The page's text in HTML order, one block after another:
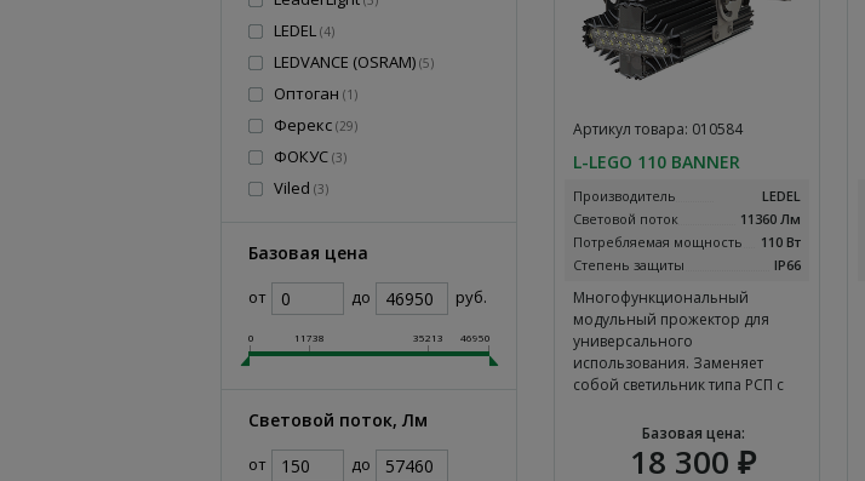
LEDEL (4)
LEDVANCE (OSRAM) (5)
Оптоган (1 )
Ферекс (29)
ФОКУС (3)
Viled (3)
Базовая цена
от до руб.
0 11738 35213 46950
Световой поток, Лм
от до
Артикул товара: 010584
L-LEGO 110 BANNER
Производитель
LEDEL
Световой поток
11360 Лм
Потребляемая мощность
110 Вт
Степень защиты
IP66
Многофункциональный
модульный прожектор для
универсального
использования. Заменяет
собой светильник типа РСП с
Базовая цена:
18 300 ₽